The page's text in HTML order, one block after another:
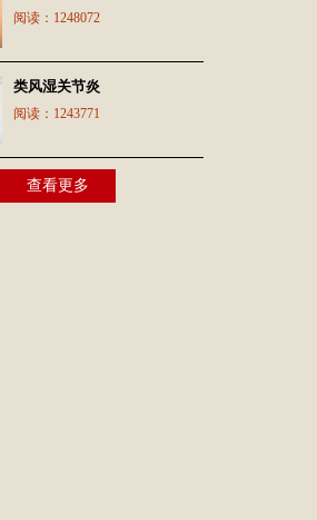
阅读： 1248072
类风湿关节炎
阅读： 1243771
查看更多